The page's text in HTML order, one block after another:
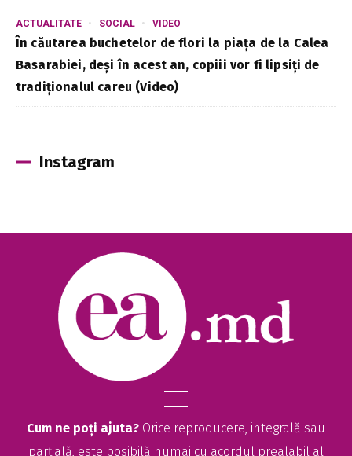
ACTUALITATE SOCIAL VIDEO
În căutarea buchetelor de flori la piața de la Calea
Basarabiei, deși în acest an, copiii vor fi lipsiți de
tradiționalul careu (Video)
Instagram
Cum ne poți ajuta? Orice reproducere, integrală sau
parțială, este posibilă numai cu acordul prealabil al